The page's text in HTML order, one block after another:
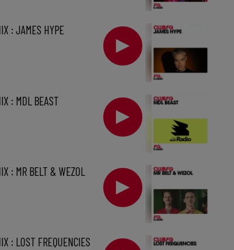
: JAMES HYPE
: MDL BEAST
: MR BELT & WEZOL
: LOST FREQUENCIES